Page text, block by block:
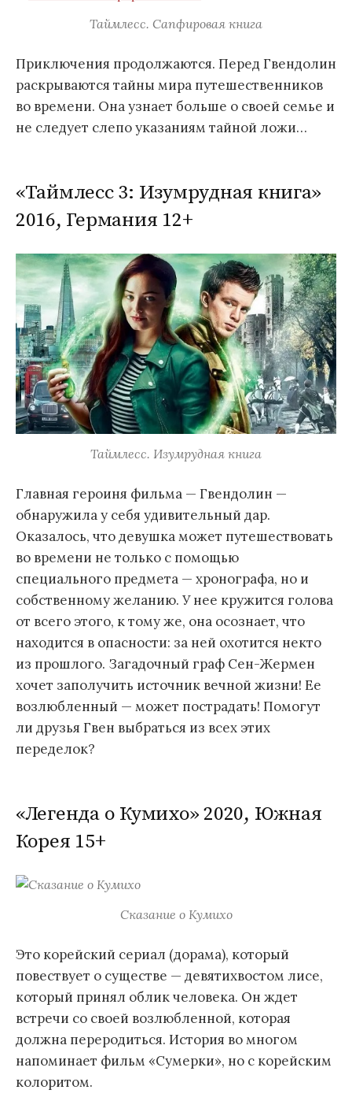
Таймлесс. Сапфировая книга
Приключения продолжаются. Перед Гвендолин
раскрываются тайны мира путешественников
во времени. Она узнает больше о своей семье и
не следует слепо указаниям тайной ложи…
«Таймлесс 3: Изумрудная книга»
2016, Германия 12+
Таймлесс. Изумрудная книга
Главная героиня фильма — Гвендолин —
обнаружила у себя удивительный дар.
Оказалось, что девушка может путешествовать
во времени не только с помощью
специального предмета — хронографа, но и
собственному желанию. У нее кружится голова
от всего этого, к тому же, она осознает, что
находится в опасности: за ней охотится некто
из прошлого. Загадочный граф Сен-Жермен
хочет заполучить источник вечной жизни! Ее
возлюбленный — может пострадать! Помогут
ли друзья Гвен выбраться из всех этих
переделок?
«Легенда о Кумихо» 2020, Южная
Корея 15+
Сказание о Кумихо
Это корейский сериал (дорама), который
повествует о существе — девятихвостом лисе,
который принял облик человека. Он ждет
встречи со своей возлюбленной, которая
должна переродиться. История во многом
напоминает фильм «Сумерки», но с корейским
колоритом.